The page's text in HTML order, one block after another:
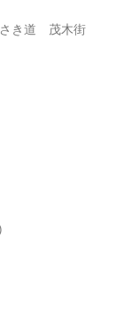
き道 茂木街